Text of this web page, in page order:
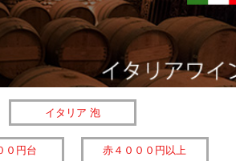
イタリア 泡
０円台 赤４０００円以上